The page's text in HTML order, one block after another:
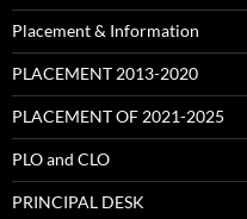
Placement & Information
PLACEMENT 2013-2020
PLACEMENT OF 2021-2025
PLO and CLO
PRINCIPAL DESK